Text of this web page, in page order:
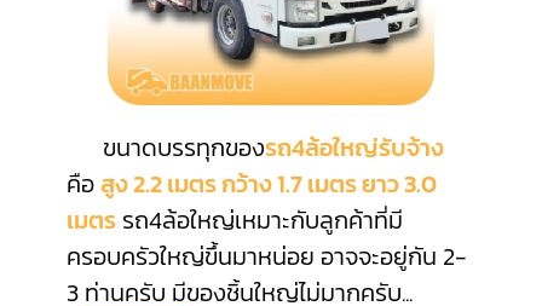
ขนาดบรรทุกของรถ4ล้อใหญ่รับจ้าง
คือสูง 2.2 เมตร กว้าง 1.7 เมตร ยาว 3.0
เมตรรถ4ล้อใหญ่เหมาะกับลูกค้าที่มี
ครอบครัวใหญ่ขึ้นมาหน่อย อาจจะอยู่กัน 2-
3 ท่านครับ มีของชิ้นใหญ่ไม่มากครับ...